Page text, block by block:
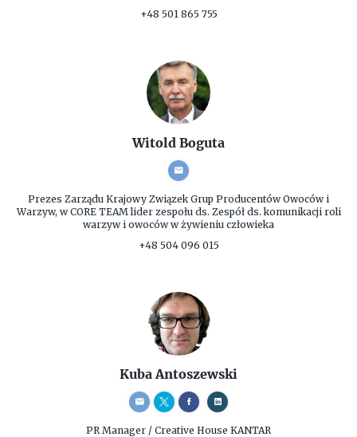
+48 501 865 755
Witold Boguta
Prezes Zarządu Krajowy Związek Grup Producentów Owoców i
Warzyw, w CORE TEAM lider zespołu ds. Zespół ds. komunikacji roli
warzyw i owoców w żywieniu człowieka
+48 504 096 015
Kuba Antoszewski
PR Manager / Creative House KANTAR